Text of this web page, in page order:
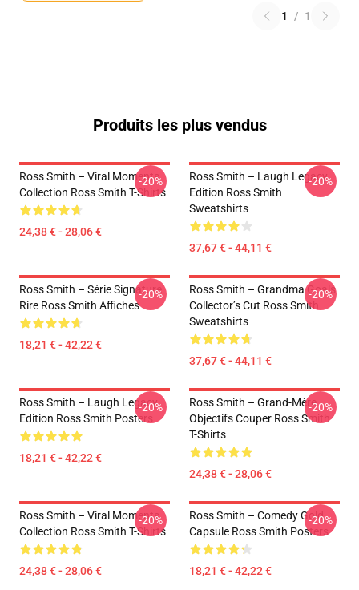
1 / 1
Produits les plus vendus
Ross Smith – Viral Moments
Collection Ross Smith T-Shirts
24,38 € - 28,06 €
-20%
Ross Smith – Laugh Legacy
Edition Ross Smith
Sweatshirts
37,67 € - 44,11 €
-20%
Ross Smith – Série Signature
Rire Ross Smith Affiches
18,21 € - 42,22 €
-20%
Ross Smith – Grandma Goals
Collector’s Cut Ross Smith
Sweatshirts
37,67 € - 44,11 €
-20%
Ross Smith – Laugh Legacy
Edition Ross Smith Posters
18,21 € - 42,22 €
-20%
Ross Smith – Grand-Mère
Objectifs Couper Ross Smith
T-Shirts
24,38 € - 28,06 €
-20%
Ross Smith – Viral Moments
Collection Ross Smith T-Shirts
24,38 € - 28,06 €
-20%
Ross Smith – Comedy Gold
Capsule Ross Smith Posters
18,21 € - 42,22 €
-20%